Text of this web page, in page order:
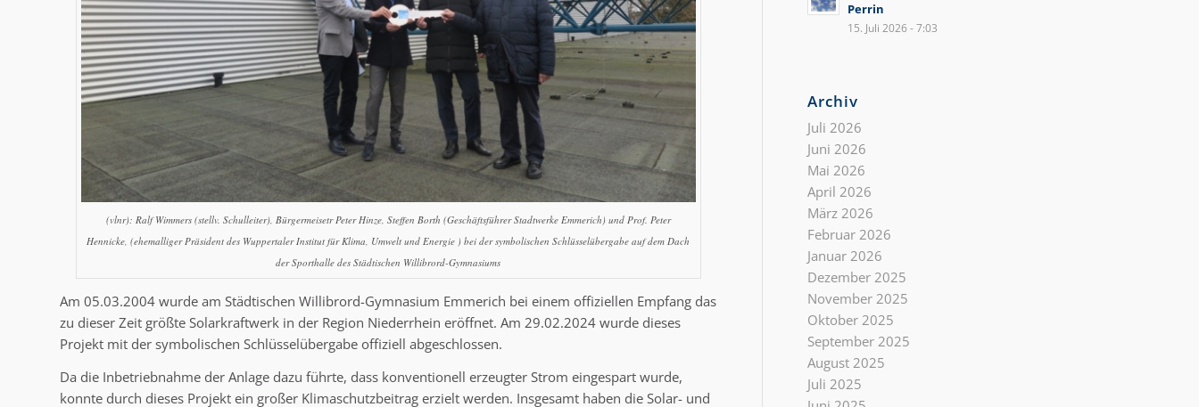
(vlnr): Ralf Wimmers (stellv. Schulleiter), Bürgermeisetr Peter Hinze, Steffen Borth (Geschäftsführer Stadtwerke Emmerich) und Prof. Peter
Hennicke, (ehemalliger Präsident des Wuppertaler Institut für Klima, Umwelt und Energie ) bei der symbolischen Schlüsselübergabe auf dem Dach
der Sporthalle des Städtischen Willibrord-Gymnasiums
Am 05.03.2004 wurde am Städtischen Willibrord-Gymnasium Emmerich bei einem offiziellen Empfang das
zu dieser Zeit größte Solarkraftwerk in der Region Niederrhein eröffnet. Am 29.02.2024 wurde dieses
Projekt mit der symbolischen Schlüsselübergabe offiziell abgeschlossen.
Da die Inbetriebnahme der Anlage dazu führte, dass konventionell erzeugter Strom eingespart wurde,
konnte durch dieses Projekt ein großer Klimaschutzbeitrag erzielt werden. Insgesamt haben die Solar- und
Perrin
15. Juli 2026 - 7:03
Archiv
Juli 2026
Juni 2026
Mai 2026
April 2026
März 2026
Februar 2026
Januar 2026
Dezember 2025
November 2025
Oktober 2025
September 2025
August 2025
Juli 2025